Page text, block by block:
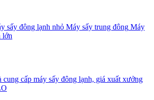
sấy đông lạnh nhỏ Máy sấy trung đông Máy
lớn